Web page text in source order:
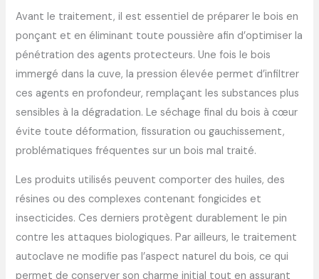
Avant le traitement, il est essentiel de préparer le bois en
ponçant et en éliminant toute poussière afin d’optimiser la
pénétration des agents protecteurs. Une fois le bois
immergé dans la cuve, la pression élevée permet d’infiltrer
ces agents en profondeur, remplaçant les substances plus
sensibles à la dégradation. Le séchage final du bois à cœur
évite toute déformation, fissuration ou gauchissement,
problématiques fréquentes sur un bois mal traité.
Les produits utilisés peuvent comporter des huiles, des
résines ou des complexes contenant fongicides et
insecticides. Ces derniers protègent durablement le pin
contre les attaques biologiques. Par ailleurs, le traitement
autoclave ne modifie pas l’aspect naturel du bois, ce qui
permet de conserver son charme initial tout en assurant